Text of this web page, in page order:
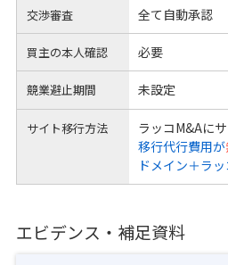
交渉審査 全て自動承認
買主の本人確認 必要
競業避止期間 未設定
サイト移行方法
ラッコM&Aに
移行代行費用が
ドメイン＋ラ
エビデンス・補足資料